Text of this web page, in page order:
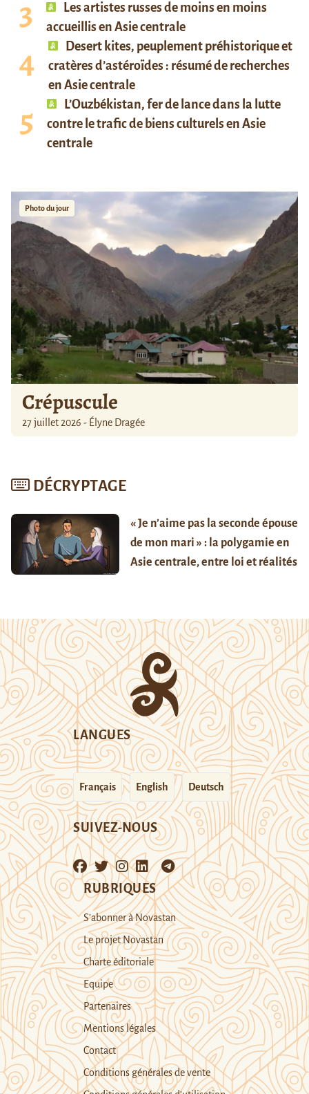
Les artistes russes de moins en moins
accueillis en Asie centrale
Desert kites, peuplement préhistorique et
cratères d’astéroïdes : résumé de recherches
en Asie centrale
L’Ouzbékistan, fer de lance dans la lutte
contre le trafic de biens culturels en Asie
centrale
Photo du jour
Crépuscule
27 juillet 2026 - Élyne Dragée
DÉCRYPTAGE
« Je n’aime pas la seconde épouse
de mon mari » : la polygamie en
Asie centrale, entre loi et réalités
LANGUES
Français English Deutsch
SUIVEZ-NOUS
RUBRIQUES
S’abonner à Novastan
Le projet Novastan
Charte éditoriale
Equipe
Partenaires
Mentions légales
Contact
Conditions générales de vente